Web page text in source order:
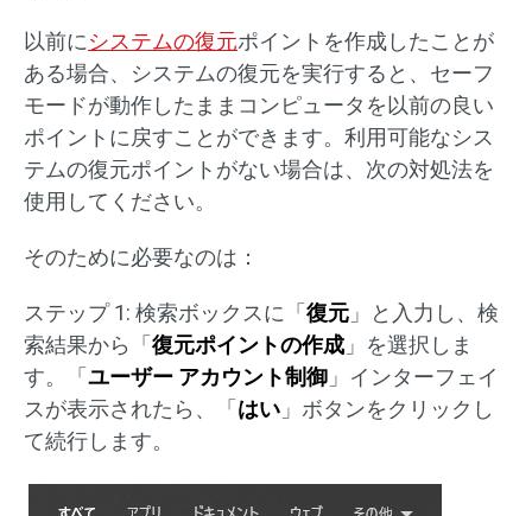
以前にシステムの復元ポイントを作成したことが
ある場合、システムの復元を実行すると、セーフ
モードが動作したままコンピュータを以前の良い
ポイントに戻すことができます。利用可能なシス
テムの復元ポイントがない場合は、次の対処法を
使用してください。
そのために必要なのは：
ステップ 1: 検索ボックスに「 復元 」と入力し、検
索結果から「 復元ポイントの作成 」を選択しま
す。「 ユーザー アカウント制御 」インターフェイ
スが表示されたら、「 はい 」ボタンをクリックし
て続行します。